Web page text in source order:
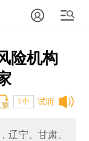
险机构
试听
T中
辽宁、甘肃、